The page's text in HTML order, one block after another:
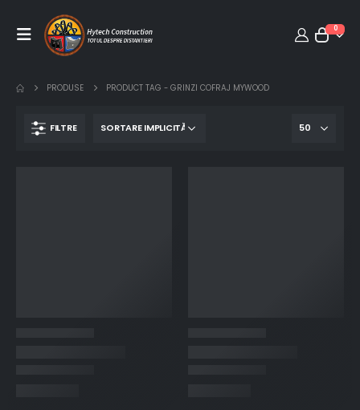
0
PRODUSE PRODUCT TAG - GRINZI COFRAJ MYWOOD
FILTRE